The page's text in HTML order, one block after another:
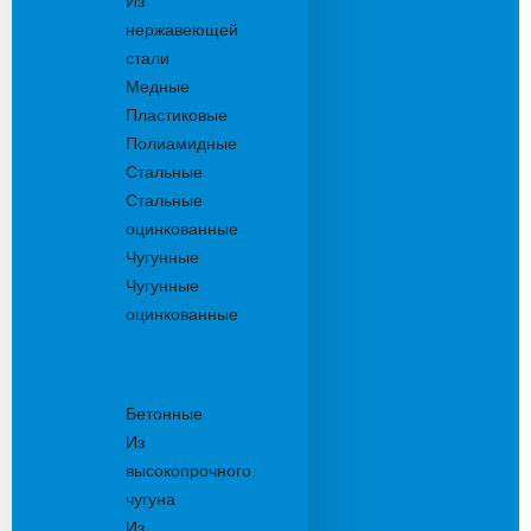
нержавеющей
стали
Медные
Пластиковые
Полиамидные
Стальные
Стальные
оцинкованные
Чугунные
Чугунные
оцинкованные
Бетонные
Из
высокопрочного
чугуна